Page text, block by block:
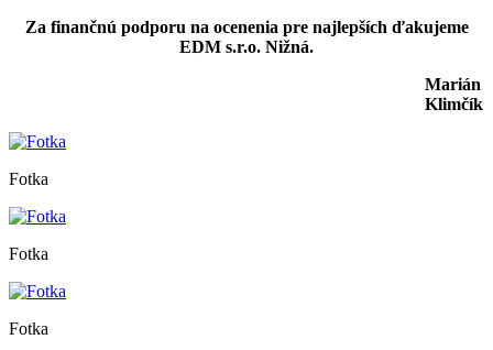
Za finančnú podporu na ocenenia pre najlepších ďakujeme
EDM s.r.o. Nižná.
Marián
Klimčík
Fotka
Fotka
Fotka